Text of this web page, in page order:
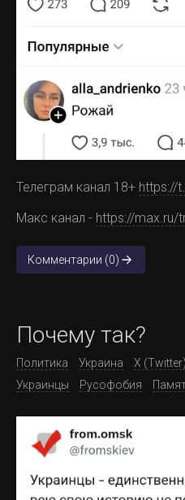
Телеграм канал 18+ https://
Макс канал - https://max.ru/
Комментарии (0)
Почему так?
Политика Украина X (Twitter)
Украинцы
Русофобия